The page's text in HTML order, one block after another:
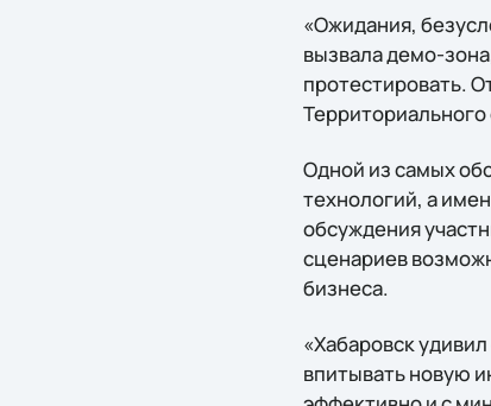
«Ожидания,
вызвала демо-
протестировать.
Одной из самых
технологий, а
обсуждения
сценариев
бизнеса.
«Хабаровск
впитывать новую